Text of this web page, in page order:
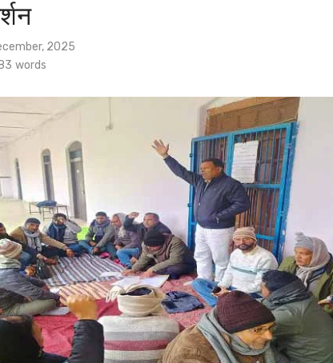
2025
words